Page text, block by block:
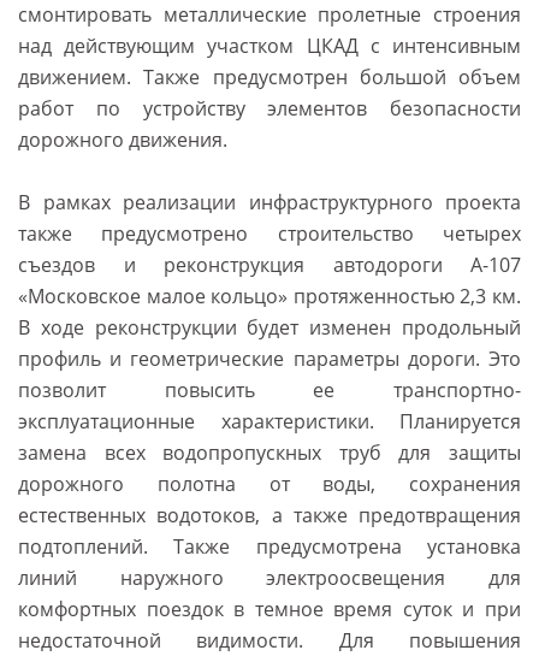
смонтировать металлические пролетные строения
над действующим участком ЦКАД с интенсивным
движением. Также предусмотрен большой объем
работ по устройству элементов безопасности
дорожного движения.
В рамках реализации инфраструктурного проекта
также предусмотрено строительство четырех
съездов и реконструкция автодороги А-107
«Московское малое кольцо» протяженностью 2,3 км.
В ходе реконструкции будет изменен продольный
профиль и геометрические параметры дороги. Это
позволит повысить ее транспортно-
эксплуатационные характеристики. Планируется
замена всех водопропускных труб для защиты
дорожного полотна от воды, сохранения
естественных водотоков, а также предотвращения
подтоплений. Также предусмотрена установка
линий наружного электроосвещения для
комфортных поездок в темное время суток и при
недостаточной видимости. Для повышения